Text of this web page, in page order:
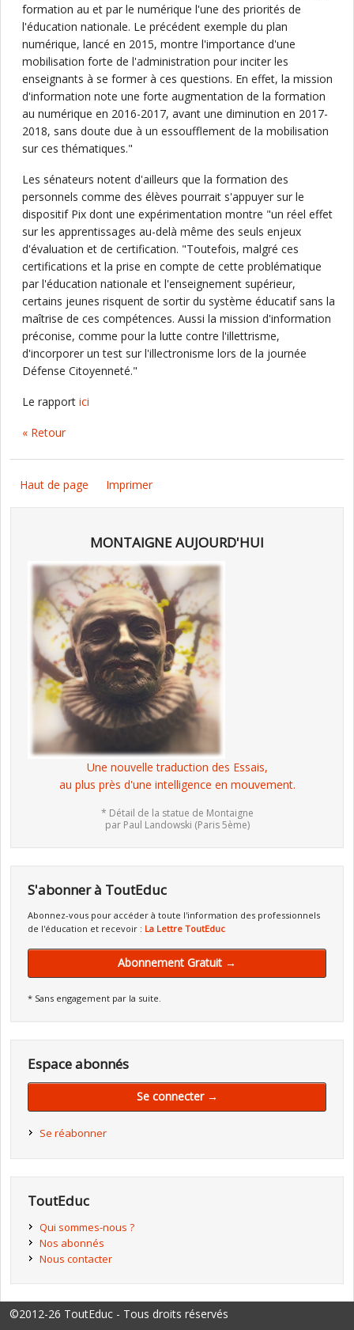
formation au et par le numérique l'une des priorités de
l'éducation nationale. Le précédent exemple du plan
numérique, lancé en 2015, montre l'importance d'une
mobilisation forte de l'administration pour inciter les
enseignants à se former à ces questions. En effet, la mission
d'information note une forte augmentation de la formation
au numérique en 2016-2017, avant une diminution en 2017-
2018, sans doute due à un essoufflement de la mobilisation
sur ces thématiques."
Les sénateurs notent d'ailleurs que la formation des
personnels comme des élèves pourrait s'appuyer sur le
dispositif Pix dont une expérimentation montre "un réel effet
sur les apprentissages au-delà même des seuls enjeux
d'évaluation et de certification. "Toutefois, malgré ces
certifications et la prise en compte de cette problématique
par l'éducation nationale et l'enseignement supérieur,
certains jeunes risquent de sortir du système éducatif sans la
maîtrise de ces compétences. Aussi la mission d'information
préconise, comme pour la lutte contre l'illettrisme,
d'incorporer un test sur l'illectronisme lors de la journée
Défense Citoyenneté."
Le rapport ici
« Retour
Haut de page Imprimer
MONTAIGNE AUJOURD'HUI
Une nouvelle traduction des Essais,
au plus près d'une intelligence en mouvement.
* Détail de la statue de Montaigne
par Paul Landowski (Paris 5ème)
S'abonner à ToutEduc
Abonnez-vous pour accéder à toute l'information des professionnels
de l'éducation et recevoir : La Lettre ToutEduc
Abonnement Gratuit →
* Sans engagement par la suite.
Espace abonnés
Se connecter →
Se réabonner
ToutEduc
Qui sommes-nous ?
Nos abonnés
Nous contacter
©2012-26 ToutEduc - Tous droits réservés